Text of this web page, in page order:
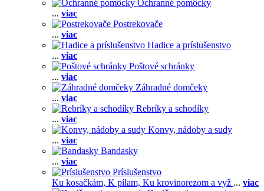
Ochranné pomôcky
... viac
Postrekovače
... viac
Hadice a príslušenstvo
... viac
Poštové schránky
... viac
Záhradné domčeky
... viac
Rebríky a schodíky
... viac
Konvy, nádoby a sudy
... viac
Bandasky
... viac
Príslušenstvo
Ku kosačkám, K pílam, Ku krovinorezom a vyž ... viac